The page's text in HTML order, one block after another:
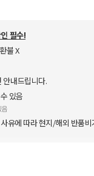
필수!
불 X
안내드립니다.
있음
유에 따라 현지/해외 반품